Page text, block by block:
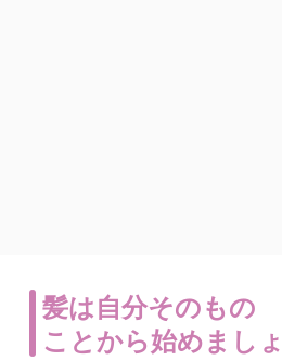
髪は自分そのもの
ことから始めまし